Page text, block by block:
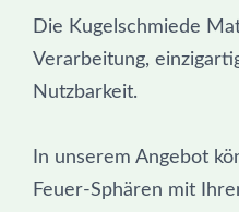
Die Kugelschmiede
Verarbeitung,
Nutzbarkeit.
In unserem Angebot
Feuer-Sphären mit